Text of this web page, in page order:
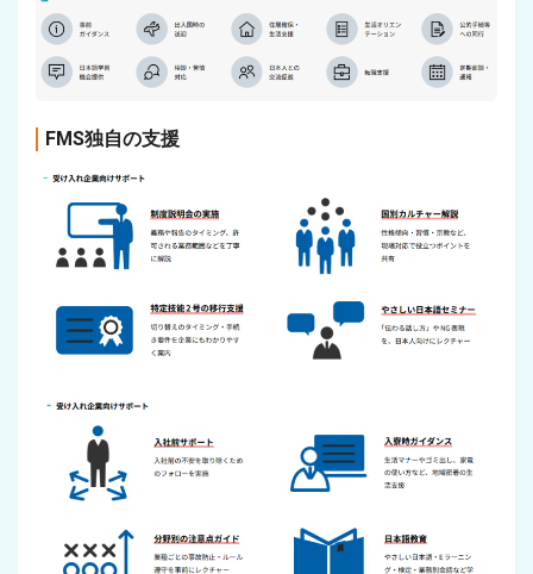
FMS独自の支援